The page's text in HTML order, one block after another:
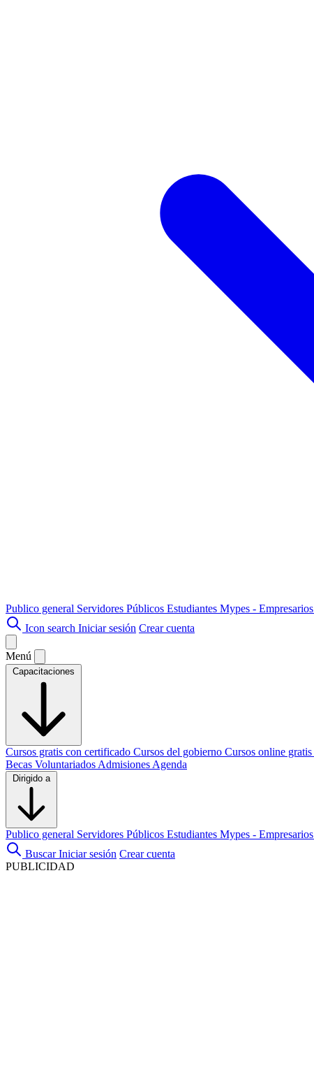
Publico general Servidores Públicos Estudiantes Mypes - Empresarios
Icon search Iniciar sesión Crear cuenta
Menú
Capacitaciones
Cursos gratis con certificado Cursos del gobierno Cursos online gratis
Becas Voluntariados Admisiones Agenda
Dirigido a
Publico general Servidores Públicos Estudiantes Mypes - Empresarios
Buscar Iniciar sesión Crear cuenta
PUBLICIDAD